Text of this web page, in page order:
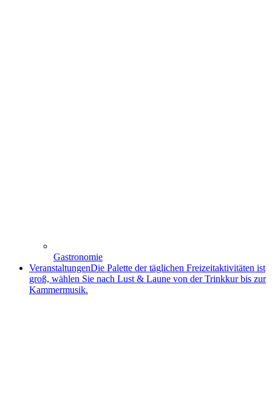
Gastronomie
VeranstaltungenDie Palette der täglichen Freizeitaktivitäten ist
groß, wählen Sie nach Lust & Laune von der Trinkkur bis zur
Kammermusik.